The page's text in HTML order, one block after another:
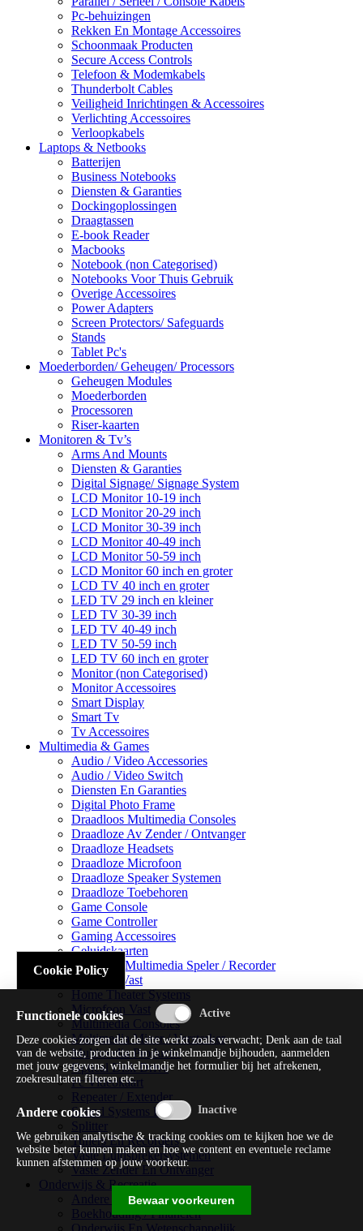
Pc-behuizingen
Rekken En Montage Accessoires
Schoonmaak Producten
Secure Access Controls
Telefoon & Modemkabels
Thunderbolt Cables
Veiligheid Inrichtingen & Accessoires
Verlichting Accessoires
Verloopkabels
Laptops & Netbooks
Batterijen
Business Notebooks
Diensten & Garanties
Dockingoplossingen
Draagtassen
E-book Reader
Macbooks
Notebook (non Categorised)
Notebooks Voor Thuis Gebruik
Overige Accessoires
Power Adapters
Screen Protectors/ Safeguards
Stands
Tablet Pc's
Moederborden/ Geheugen/ Processors
Geheugen Modules
Moederborden
Processoren
Riser-kaarten
Monitoren & Tv’s
Arms And Mounts
Diensten & Garanties
Digital Signage/ Signage System
LCD Monitor 10-19 inch
LCD Monitor 20-29 inch
LCD Monitor 30-39 inch
LCD Monitor 40-49 inch
LCD Monitor 50-59 inch
LCD Monitor 60 inch en groter
LCD TV 40 inch en groter
LED TV 29 inch en kleiner
LED TV 30-39 inch
LED TV 40-49 inch
LED TV 50-59 inch
LED TV 60 inch en groter
Monitor (non Categorised)
Monitor Accessoires
Smart Display
Smart Tv
Tv Accessoires
Multimedia & Games
Audio / Video Accessories
Audio / Video Switch
Diensten En Garanties
Digital Photo Frame
Draadloos Multimedia Consoles
Draadloze Av Zender / Ontvanger
Draadloze Headsets
Draadloze Microfoon
Draadloze Speaker Systemen
Draadloze Toebehoren
Game Console
Game Controller
Gaming Accessoires
Geluidskaarten
Handheld Multimedia Speler / Recorder
Headsets Vast
Home Theater Systems
Microfoon Vast
Multimedia Consoles
Multimedia Mixer / Versterker
Multimedia Productie
Optical Disk Drive
Pc Videokaart
Repeater / Extender
Sound Systems Hi-fi
Splitter
Tuners En Recorders
Vaste Luidsprekersystemen
Vaste Zender En Ontvanger
Onderwijs & Recreatie
Andere Beveiligingssoftware
Boekhouding / Financiën
Cookie Policy
Functionele cookies
Deze cookies zorgen dat de site werkt zoals verwacht; Denk aan de taal
van de website, producten in je winkelmandje bijhouden, aanmelden
met jouw gegevens, winkelmandje het formulier bij het afrekenen,
zoekresultaten filteren etc.
Andere cookies
We gebruiken analytische & tracking cookies om te kijken hoe we de
website beter kunnen maken en hoe we content en eventuele reclame
kunnen afstemmen op jouw voorkeur.
Bewaar voorkeuren